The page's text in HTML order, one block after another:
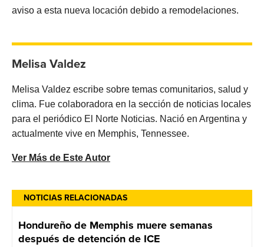
NOTICIAS RELACIONADAS
Hondureño de Memphis muere semanas
después de detención de ICE
aviso a esta nueva locación debido a remodelaciones.
Melisa Valdez
Melisa Valdez escribe sobre temas comunitarios, salud y
clima. Fue colaboradora en la sección de noticias locales
para el periódico El Norte Noticias. Nació en Argentina y
actualmente vive en Memphis, Tennessee.
Ver Más de Este Autor